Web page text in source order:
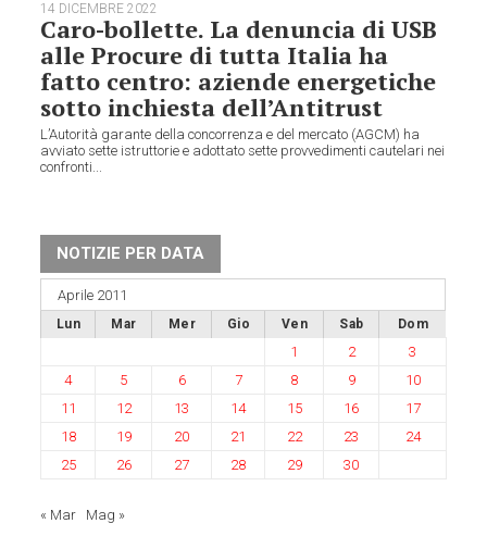
14 DICEMBRE 2022
Caro-bollette. La denuncia di USB
alle Procure di tutta Italia ha
fatto centro: aziende energetiche
sotto inchiesta dell’Antitrust
L’Autorità garante della concorrenza e del mercato (AGCM) ha
avviato sette istruttorie e adottato sette provvedimenti cautelari nei
confronti...
NOTIZIE PER DATA
Aprile 2011
Lun Mar Mer Gio Ven Sab Dom
1 2
3
4
5 6 7 8 9
10
11
12 13 14 15 16
17
18
19 20 21 22 23
24
25
26 27 28 29 30
« Mar Mag »